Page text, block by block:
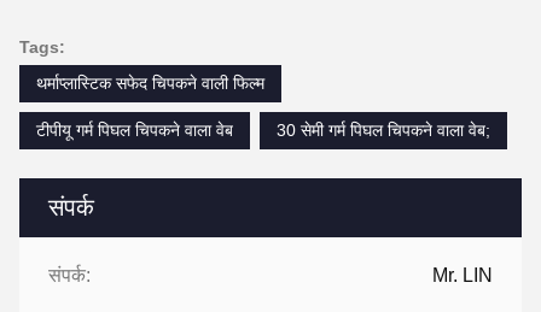
संपर्क
संपर्क: Mr. LIN
Tags:
थर्माप्लास्टिक सफेद चिपकने वाली फिल्म
टीपीयू गर्म पिघल चिपकने वाला वेब 30 सेमी गर्म पिघल चिपकने वाला वेब;